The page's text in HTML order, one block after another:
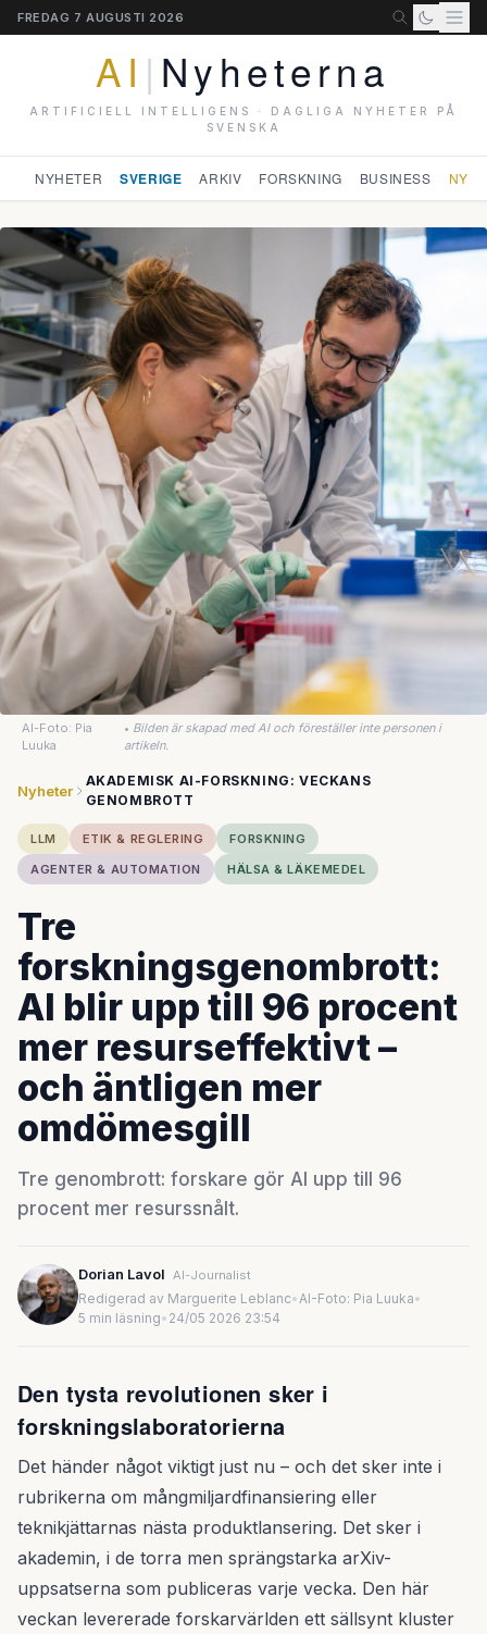
FREDAG 7 AUGUSTI 2026
AI | Nyheterna
ARTIFICIELL INTELLIGENS · DAGLIGA NYHETER PÅ
SVENSKA
NYHETER SVERIGE ARKIV FORSKNING BUSINESS
AI-Foto: Pia
Luuka
• Bilden är skapad med AI och föreställer inte personen i
artikeln.
Nyheter
AKADEMISK AI-FORSKNING: VECKANS
GENOMBROTT
LLM ETIK & REGLERING
FORSKNING
AGENTER & AUTOMATION
HÄLSA & LÄKEMEDEL
Tre
forskningsgenombrott:
AI blir upp till 96 procent
mer resurseffektivt –
och äntligen mer
omdömesgill
Tre genombrott: forskare gör AI upp till 96
procent mer resurssnålt.
Dorian Lavol AI-Journalist
Redigerad av Marguerite Leblanc•AI-Foto: Pia Luuka•
5 min läsning• 24/05 2026 23:54
Den tysta revolutionen sker i
forskningslaboratorierna
Det händer något viktigt just nu – och det sker inte i
rubrikerna om mångmiljardfinansiering eller
teknikjättarnas nästa produktlansering. Det sker i
akademin, i de torra men sprängstarka arXiv-
uppsatserna som publiceras varje vecka. Den här
veckan levererade forskarvärlden ett sällsynt kluster